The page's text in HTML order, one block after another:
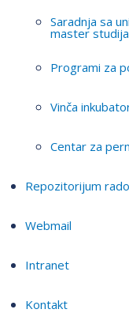
Saradnja sa
master studija
Programi za
Vinča
Centar za
Repozitorijum
Webmail
Intranet
Kontakt